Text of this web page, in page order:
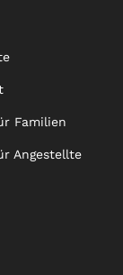
Familien
Angestellte